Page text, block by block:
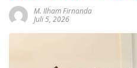
M. Ilham Firnanda
Juli 5, 2026